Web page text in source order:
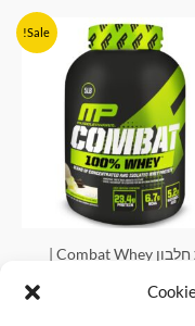
Sale!
אבקת חלבון Combat Whey |
קומבט 100% מי גבינה 2.27 קילו
המחיר
המקורי
היה:
₪275.00.
המחיר
הנוכחי